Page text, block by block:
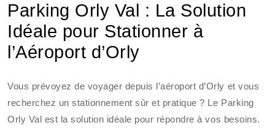
Parking Orly Val : La Solution
Idéale pour Stationner à
l’Aéroport d’Orly
Vous prévoyez de voyager depuis l’aéroport d’Orly et vous
recherchez un stationnement sûr et pratique ? Le Parking
Orly Val est la solution idéale pour répondre à vos besoins.